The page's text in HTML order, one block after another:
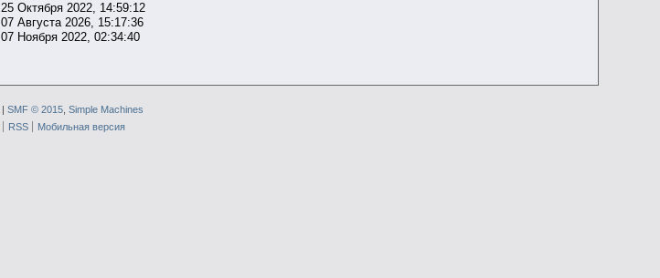
25 Октября 2022, 14:59:12
07 Августа 2026, 15:17:36
07 Ноября 2022, 02:34:40
SMF © 2015 Simple Machines
RSS Мобильная версия